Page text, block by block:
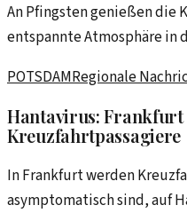
An Pfingsten genießen die
entspannte Atmosphäre in
POTSDAMRegionale
Hantavirus:
Kreuzfahrtpassagiere
In Frankfurt werden
asymptomatisch sind, auf